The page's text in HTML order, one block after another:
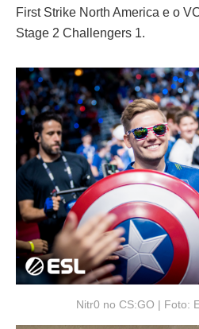
First Strike North America e o
Stage 2 Challengers 1.
Nitr0 no CS:GO | Foto: